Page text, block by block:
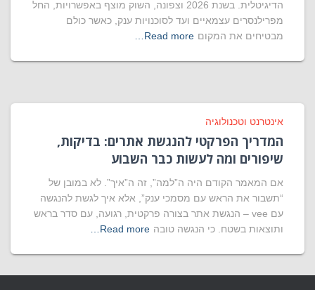
הדיגיטלית. בשנת 2026 וצפונה, השוק מוצף באפשרויות, החל
מפרילנסרים עצמאיים ועד לסוכנויות ענק, כאשר כולם
מבטיחים את המקום Read more…
אינטרנט וטכנולוגיה
המדריך הפרקטי להנגשת אתרים: בדיקות,
שיפורים ומה לעשות כבר השבוע
אם המאמר הקודם היה ה”למה”, זה ה”איך”. לא במובן של
“תשבור את הראש עם מסמכי ענק”, אלא איך לגשת להנגשה
עם vee – הנגשת אתר בצורה פרקטית, רגועה, עם סדר בראש
ותוצאות בשטח. כי הנגשה טובה Read more…